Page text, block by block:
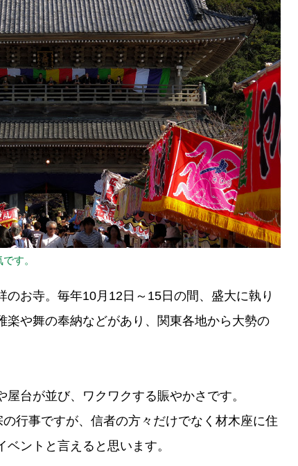
す。
お寺。毎年10月12日～15日の間、盛大に執り
楽や舞の奉納などがあり、関東各地から大勢の
台が並び、ワクワクする賑やかさです。
行事ですが、信者の方々だけでなく材木座に住
ントと言えると思います。